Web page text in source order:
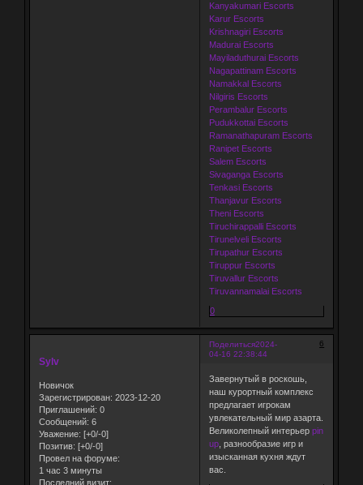
Kanyakumari Escorts
Karur Escorts
Krishnagiri Escorts
Madurai Escorts
Mayiladuthurai Escorts
Nagapattinam Escorts
Namakkal Escorts
Nilgiris Escorts
Perambalur Escorts
Pudukkottai Escorts
Ramanathapuram Escorts
Ranipet Escorts
Salem Escorts
Sivaganga Escorts
Tenkasi Escorts
Thanjavur Escorts
Theni Escorts
Tiruchirappalli Escorts
Tirunelveli Escorts
Tirupathur Escorts
Tiruppur Escorts
Tiruvallur Escorts
Tiruvannamalai Escorts
0
Поделиться 6
2024-
04-16 22:38:44
Sylv
Новичок
Зарегистрирован: 2023-12-20
Приглашений: 0
Сообщений: 6
Уважение: [+0/-0]
Позитив: [+0/-0]
Провел на форуме:
1 час 3 минуты
Последний визит:
Завернутый в роскошь,
наш курортный комплекс
предлагает игрокам
увлекательный мир азарта.
Великолепный интерьер pin
up, разнообразие игр и
изысканная кухня ждут
вас.